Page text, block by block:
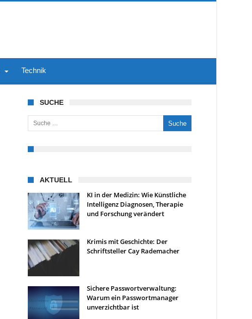
Technik
SUCHE
Suche nach:
AKTUELL
KI in der Medizin: Wie Künstliche
Intelligenz Diagnosen, Therapie
und Forschung verändert
Krimis mit Geschichte: Der
Schriftsteller Cay Rademacher
Sichere Passwortverwaltung:
Warum ein Passwortmanager
unverzichtbar ist